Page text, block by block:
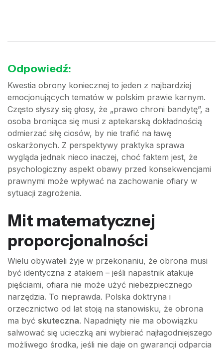
Odpowiedź:
Kwestia obrony koniecznej to jeden z najbardziej
emocjonujących tematów w polskim prawie karnym.
Często słyszy się głosy, że „prawo chroni bandytę”, a
osoba broniąca się musi z aptekarską dokładnością
odmierzać siłę ciosów, by nie trafić na ławę
oskarżonych. Z perspektywy praktyka sprawa
wygląda jednak nieco inaczej, choć faktem jest, że
psychologiczny aspekt obawy przed konsekwencjami
prawnymi może wpływać na zachowanie ofiary w
sytuacji zagrożenia.
Mit matematycznej
proporcjonalności
Wielu obywateli żyje w przekonaniu, że obrona musi
być identyczna z atakiem – jeśli napastnik atakuje
pięściami, ofiara nie może użyć niebezpiecznego
narzędzia. To nieprawda. Polska doktryna i
orzecznictwo od lat stoją na stanowisku, że obrona
ma być skuteczna. Napadnięty nie ma obowiązku
salwować się ucieczką ani wybierać najłagodniejszego
możliwego środka, jeśli nie daje on gwarancji odparcia